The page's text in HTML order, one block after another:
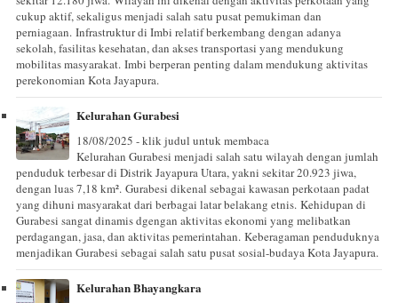
cukup aktif, sekaligus menjadi salah satu pusat pemukiman dan
perniagaan. Infrastruktur di Imbi relatif berkembang dengan adanya
sekolah, fasilitas kesehatan, dan akses transportasi yang mendukung
mobilitas masyarakat. Imbi berperan penting dalam mendukung aktivitas
perekonomian Kota Jayapura.
Kelurahan Gurabesi
18/08/2025 - klik judul untuk membaca
Kelurahan Gurabesi menjadi salah satu wilayah dengan jumlah
penduduk terbesar di Distrik Jayapura Utara, yakni sekitar 20.923 jiwa,
dengan luas 7,18 km². Gurabesi dikenal sebagai kawasan perkotaan padat
yang dihuni masyarakat dari berbagai latar belakang etnis. Kehidupan di
Gurabesi sangat dinamis dgengan aktivitas ekonomi yang melibatkan
perdagangan, jasa, dan aktivitas pemerintahan. Keberagaman penduduknya
menjadikan Gurabesi sebagai salah satu pusat sosial-budaya Kota Jayapura.
Kelurahan Bhayangkara